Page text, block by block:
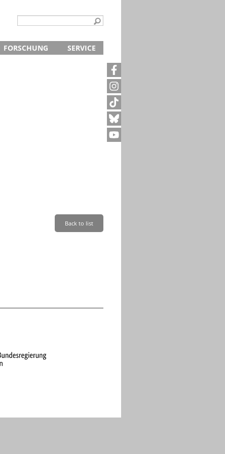
FORSCHUNG
SERVICE
Archivanfrage
Kurze Information
Back to list